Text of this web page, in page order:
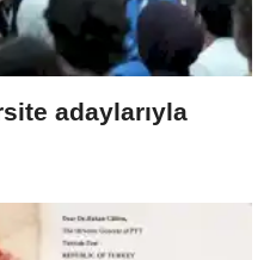
adaylarıyla